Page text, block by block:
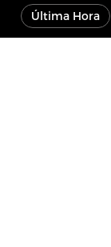
Última Hora